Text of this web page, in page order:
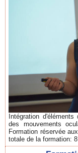
Intégration
des mouvements
Formation réservée
totale de la formation: